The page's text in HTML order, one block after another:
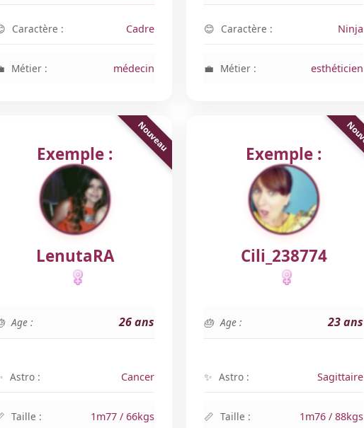
Caractère : Cadre
Métier : médecin
Caractère : Ninja
Métier : esthéticien
Exemple :
LenutaRA
Age : 26 ans
Astro : Cancer
Taille : 1m77 / 66kgs
Exemple :
Cili_238774
Age : 23 ans
Astro : Sagittaire
Taille : 1m76 / 88kgs